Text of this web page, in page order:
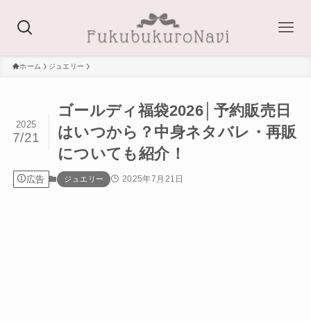
ホーム ジュエリー
ゴールディ福袋2026│予約販売日
はいつから？中身ネタバレ・再販
についても紹介！
2025
7/21
広告 ジュエリー 2025年7月21日